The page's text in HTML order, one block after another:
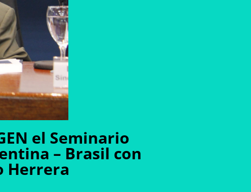
el Seminario
– Brasil con
Herrera